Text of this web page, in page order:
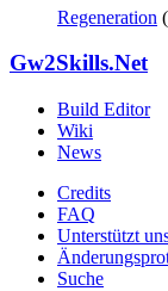
Regeneration
Gw2Skills.Net
Build Editor
Wiki
News
Credits
FAQ
Unterstützt
Suche